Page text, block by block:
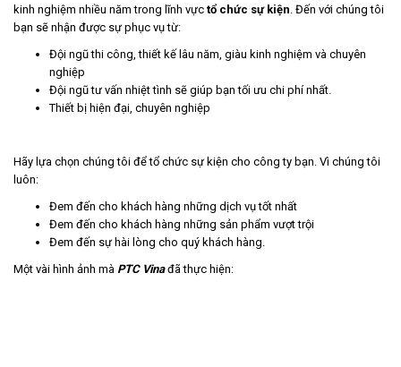
kinh nghiệm nhiều năm trong lĩnh vực tổ chức sự kiện. Đến với chúng tôi
bạn sẽ nhận được sự phục vụ từ:
Đội ngũ thi công, thiết kế lâu năm, giàu kinh nghiệm và chuyên
nghiệp
Đội ngũ tư vấn nhiệt tình sẽ giúp bạn tối ưu chi phí nhất.
Thiết bị hiện đại, chuyên nghiệp
Hãy lựa chọn chúng tôi để tổ chức sự kiện cho công ty bạn. Vì chúng tôi
luôn:
Đem đến cho khách hàng những dịch vụ tốt nhất
Đem đến cho khách hàng những sản phẩm vượt trội
Đem đến sự hài lòng cho quý khách hàng.
Một vài hình ảnh mà PTC Vinađã thực hiện: